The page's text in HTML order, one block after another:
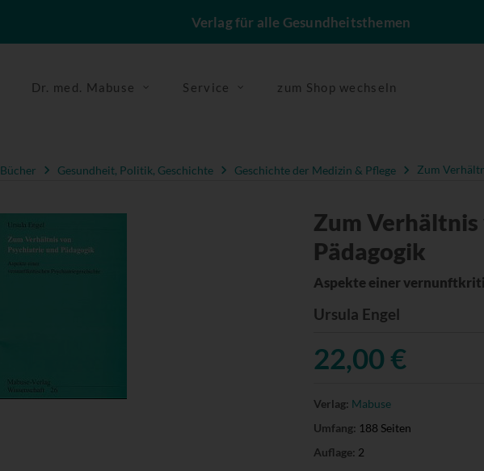
Verlag für alle Gesundheitsthemen
Dr. med. Mabuse Service zum Shop wechseln
Bücher Gesundheit, Politik, Geschichte Geschichte der Medizin & Pflege Zum
Zum
Pädagogik
Aspekte einer
Ursula Engel
22,00 €
Verlag: Mabuse
Umfang: 188 Seiten
Auflage: 2